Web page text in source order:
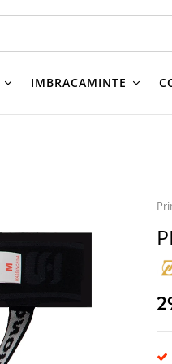
IMBRACAMINTE